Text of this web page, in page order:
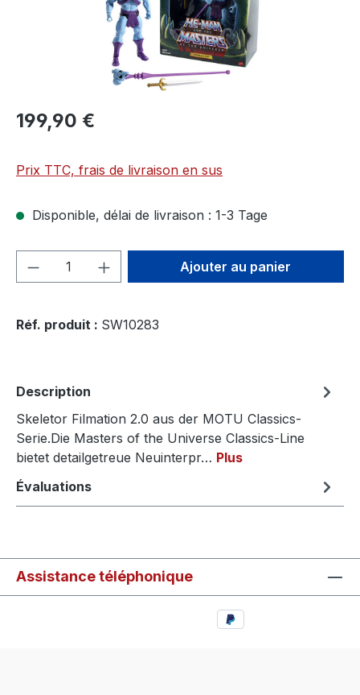
199,90 €
Prix TTC, frais de livraison en sus
Disponible, délai de livraison : 1-3 Tage
Quantité de produit : Entrez la
Ajouter au panier
Réf. produit : SW10283
Description
Skeletor Filmation 2.0 aus der MOTU Classics-
Serie.Die Masters of the Universe Classics-Line
bietet detailgetreue Neuinterpr… Plus
Évaluations
Assistance téléphonique